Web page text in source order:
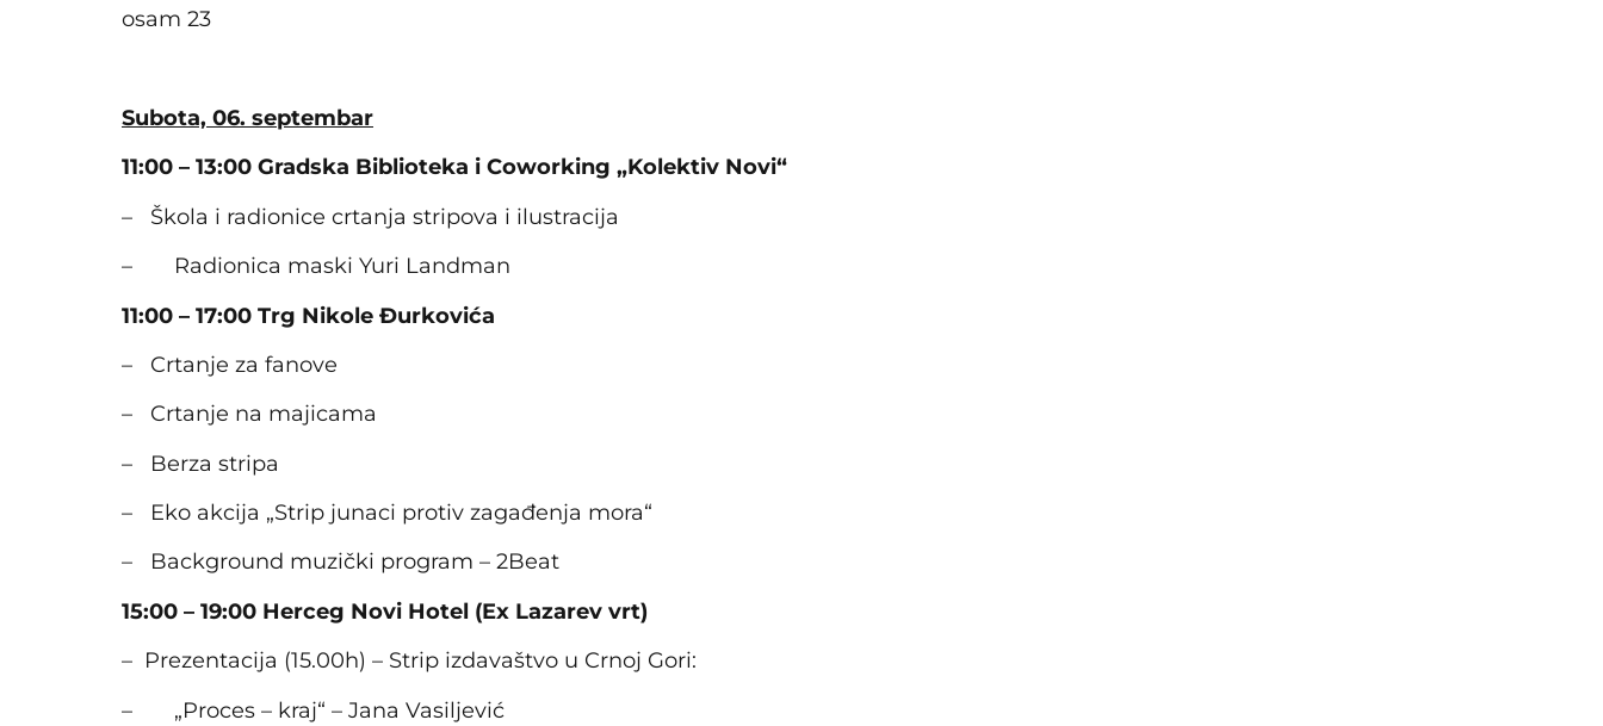
osam 23
Subota, 06. septembar
11:00 – 13:00 Gradska Biblioteka i Coworking „Kolektiv Novi“
– Škola i radionice crtanja stripova i ilustracija
– Radionica maski Yuri Landman
11:00 – 17:00 Trg Nikole Đurkovića
– Crtanje za fanove
– Crtanje na majicama
– Berza stripa
– Eko akcija „Strip junaci protiv zagađenja mora“
– Background muzički program – 2Beat
15:00 – 19:00 Herceg Novi Hotel (Ex Lazarev vrt)
– Prezentacija (15.00h) – Strip izdavaštvo u Crnoj Gori:
– „Proces – kraj“ – Jana Vasiljević